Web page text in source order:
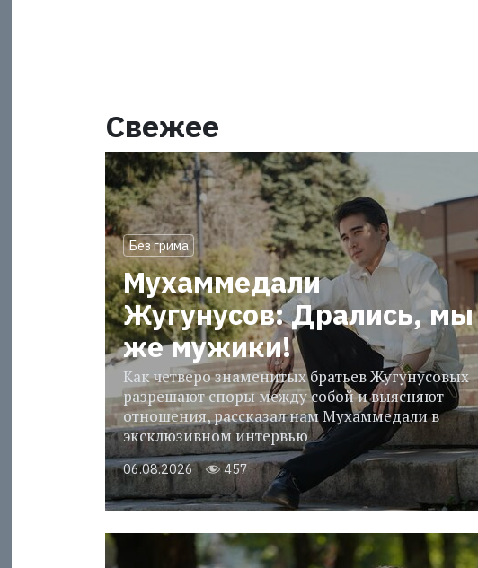
Свежее
Без грима
Мухаммедали
Жугунусов: Дрались, мы
же мужики!
Как четверо знаменитых братьев Жугунусовых
разрешают споры между собой и выясняют
отношения, рассказал нам Мухаммедали в
эксклюзивном интервью
06.08.2026 457